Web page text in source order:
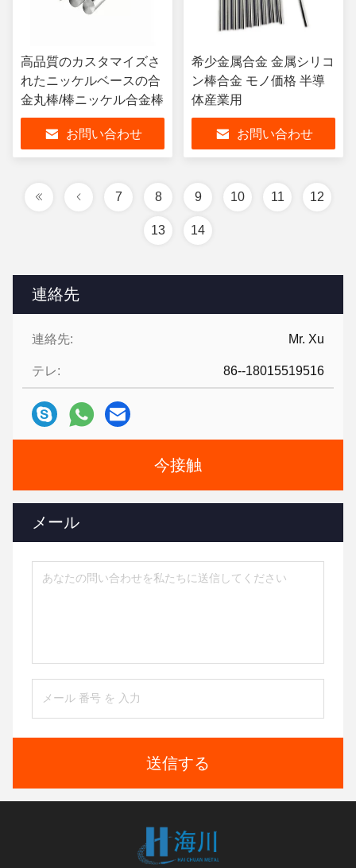
連絡先
連絡先: Mr. Xu
テレ: 86--18015519516
今接触
メール
送信する
高品質のカスタマイズさ
れたニッケルベースの合
金丸棒/棒ニッケル合金棒
お問い合わせ
希少金属合金 金属シリコ
ン棒合金 モノ価格 半導
体産業用
お問い合わせ
7 8 9 10 11 12
13 14